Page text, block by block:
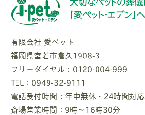
有限会社 愛ペット
福岡県宮若市倉久1908-3
フリーダイヤル：0120-004-999
TEL：0949-32-9111
電話受付時間：年中無休・24時間対応
斎場営業時間：9時〜16時30分